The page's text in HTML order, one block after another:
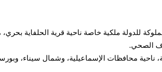
بتخصيص قطعة أرض بمساحة 16.47 فدان من المساحات المملوكة للدولة ملكية خاصة
الصحي.
محافظات الإسماعيلية، وشمال سيناء،